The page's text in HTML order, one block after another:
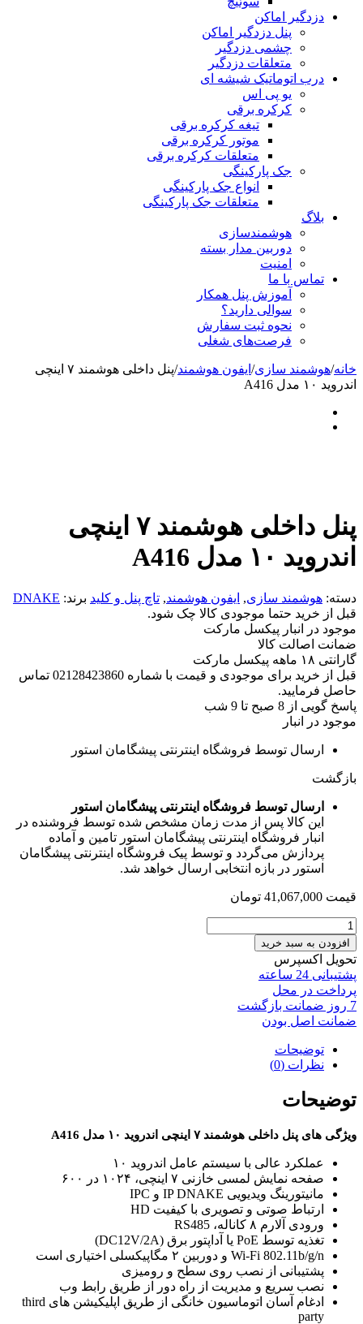
دزدگیر اماکن
پنل دزدگیر اماکن
چشمی دزدگیر
متعلقات دزدگیر
درب اتوماتیک شیشه ای
یو پی اس
کرکره برقی
تیغه کرکره برقی
موتور کرکره برقی
متعلقات کرکره برقی
جک پارکینگی
انواع جک پارکینگی
متعلقات جک پارکینگی
بلاگ
هوشمندسازی
دوربین مدار بسته
امنیت
تماس با ما
آموزش پنل همکار
سوالی دارید؟
نحوه ثبت سفارش
فرصت‌های شغلی
خانه/هوشمند سازی/ ایفون هوشمند/
پنل داخلی هوشمند ۷ اینچی
اندروید ۱۰ مدل A416
پنل داخلی هوشمند ۷ اینچی
اندروید ۱۰ مدل A416
دسته: هوشمند سازی, ایفون هوشمند, تاچ پنل و کلید برند: DNAKE
قبل از خرید حتما موجودی کالا چک شود.
موجود در انبار پیکسل مارکت
ضمانت اصالت کالا
گارانتی ۱۸ ماهه پیکسل مارکت
قبل از خرید برای موجودی و قیمت با شماره 02128423860 تماس
حاصل فرمایید.
پاسخ گویی از 8 صبح تا 9 شب
موجود در انبار
ارسال توسط فروشگاه اینترنتی پیشگامان استور
بازگشت
ارسال توسط فروشگاه اینترنتی پیشگامان استور
این کالا پس از مدت زمان مشخص شده توسط فروشنده در
انبار فروشگاه اینترنتی پیشگامان استور تامین و آماده
پردازش می‌گردد و توسط پیک فروشگاه اینترنتی پیشگامان
استور در بازه انتخابی ارسال خواهد شد.
قیمت 41,067,000 تومان
پنل
داخلی
هوشمند
اینچی
اندروید
۱۰
A416
افزودن به سبد خرید
تحویل اکسپرس
پشتیبانی 24 ساعته
پرداخت در محل
7 روز ضمانت بازگشت
ضمانت اصل بودن
توضیحات
نظرات (0)
توضیحات
ویژگی های پنل داخلی هوشمند ۷ اینچی اندروید ۱۰ مدل A416
عملکرد عالی با سیستم عامل اندروید ۱۰
صفحه نمایش لمسی خازنی ۷ اینچی، ۱۰۲۴ در ۶۰۰
مانیتورینگ ویدیویی IP DNAKE و IPC
ارتباط صوتی و تصویری با کیفیت HD
ورودی آلارم ۸ کاناله، RS485
تغذیه توسط PoE یا آداپتور برق (DC12V/2A)
Wi-Fi 802.11b/g/n و دوربین ۲ مگاپیکسلی اختیاری است
پشتیبانی از نصب روی سطح و رومیزی
نصب سریع و مدیریت از راه دور از طریق رابط وب
ادغام آسان اتوماسیون خانگی از طریق اپلیکیشن های third
party